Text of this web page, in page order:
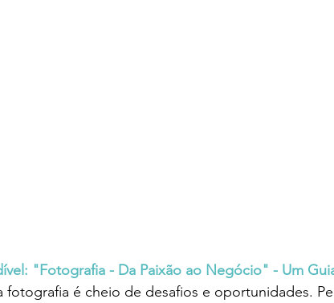
"Fotografia - Da Paixão ao Negócio" - Um
fotografia é cheio de desafios e oportunidades.